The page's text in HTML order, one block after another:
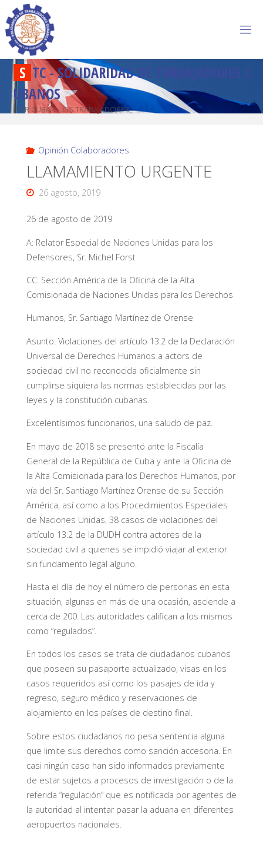
S TC-SOLIDARIDADD R A BAJADORES C
U BANOS
POR CUBA Y LOS TRABAJADORES
Opinión Colaboradores
LLAMAMIENTO URGENTE
26 agosto, 2019
26 de agosto de 2019
A: Relator Especial de Naciones Unidas para los
Defensores, Sr. Michel Forst
CC: Sección América de la Oficina de la Alta
Comisionada de Naciones Unidas para los Derechos
Humanos, Sr. Santiago Martínez de Orense
Asunto: Violaciones del artículo 13.2 de la Declaración
Universal de Derechos Humanos a actors de
sociedad civil no reconocida oficialmente sin
cumplirse siquiera las normas establecidas por las
leyes y la constitución cubanas.
Excelentísimos funcionarios, una saludo de paz.
En mayo de 2018 se presentó ante la Fiscalía
General de la República de Cuba y ante la Oficina de
la Alta Comisionada para los Derechos Humanos, por
vía del Sr. Santiago Martínez Orense de su Sección
América, así como a los Procedimientos Especiales
de Naciones Unidas, 38 casos de violaciones del
artículo 13.2 de la DUDH contra actores de la
sociedad civil a quienes se impidió viajar al exterior
sin fundamento legal alguno.
Hasta el día de hoy el número de personas en esta
situación, algunas en más de una ocasión, asciende a
cerca de 200. Las autoridades califican a los mismos
como “regulados”.
En todos los casos se trata de ciudadanos cubanos
que poseen su pasaporte actualizado, visas en los
casos requeridos así como los pasajes de ida y
regreso, seguro médico y reservaciones de
alojamiento en los países de destino final.
Sobre estos ciudadanos no pesa sentencia alguna
que limite sus derechos como sanción accesoria. En
casi ningún caso han sido informados previamente
de estar sujetos a procesos de investigación o de la
referida “regulación” que es notificada por agentes de
la autoridad al intentar pasar la aduana en diferentes
aeropuertos nacionales.